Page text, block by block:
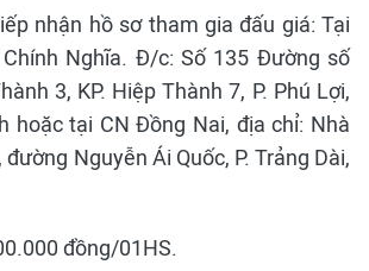
nhận hồ sơ tham gia đấu giá: Tại
Nghĩa. Đ/c: Số 135 Đường số
3, KP. Hiệp Thành 7, P. Phú Lợi,
hoặc tại CN Đồng Nai, địa chỉ: Nhà
đường Nguyễn Ái Quốc, P. Trảng Dài,
đồng/01HS.